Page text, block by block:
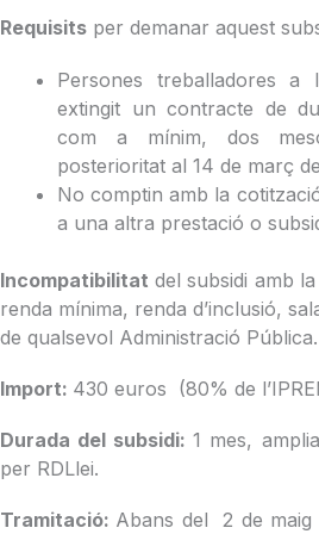
Requisits per demanar aquest
Persones treballadores a
extingit un contracte de
com a mínim, dos
posterioritat al 14 de març
No comptin amb la
a una altra prestació o
Incompatibilitat del subsidi amb
renda mínima, renda d’inclusió,
de qualsevol Administració Pública.
Import: 430 euros (80% de
Durada del subsidi:1 mes,
per RDLlei.
Tramitació: Abans del 2 de maig